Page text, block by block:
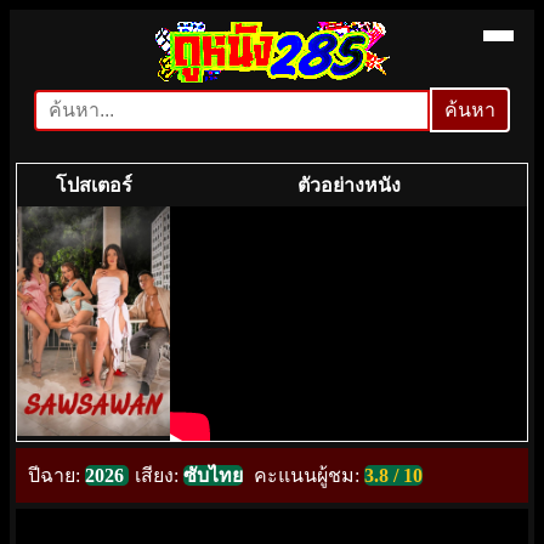
ค้นหา
ค้นหา
โปสเตอร์ ตัวอย่างหนัง
ปีฉาย: 2026 เสียง: ซับไทย คะแนนผู้ชม: 3.8 / 10